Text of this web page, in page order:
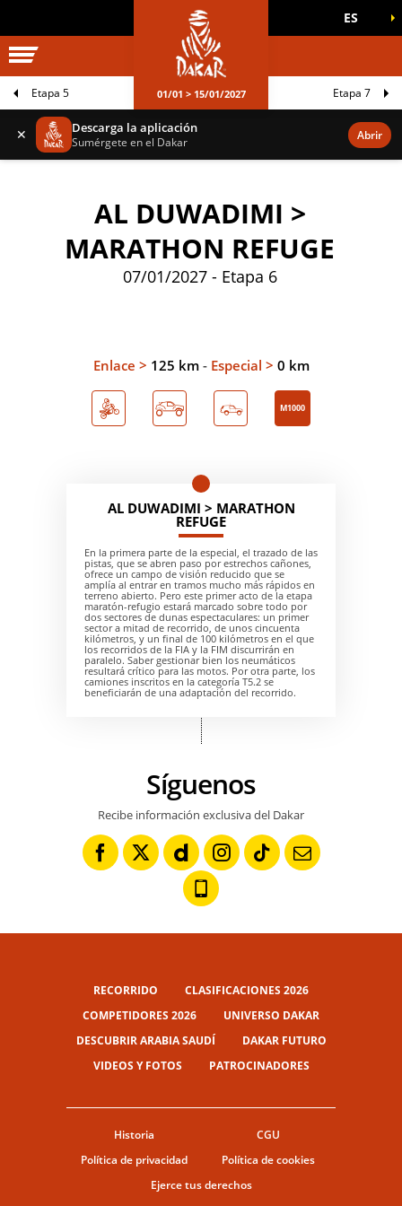
DAKAR
OFICIALES ES
01/01 > 15/01/2027
Etapa 5 Etapa 7
✕ Descarga la aplicación
Sumérgete en el Dakar Abrir
AL DUWADIMI >
MARATHON REFUGE
07/01/2027 - Etapa 6
Enlace > 125 km- Especial > 0 km
M1000
AL DUWADIMI > MARATHON
REFUGE
En la primera parte de la especial, el trazado de las
pistas, que se abren paso por estrechos cañones,
ofrece un campo de visión reducido que se
amplía al entrar en tramos mucho más rápidos en
terreno abierto. Pero este primer acto de la etapa
maratón-refugio estará marcado sobre todo por
dos sectores de dunas espectaculares: un primer
sector a mitad de recorrido, de unos cincuenta
kilómetros, y un final de 100 kilómetros en el que
los recorridos de la FIA y la FIM discurrirán en
paralelo. Saber gestionar bien los neumáticos
resultará crítico para las motos. Por otra parte, los
camiones inscritos en la categoría T5.2 se
beneficiarán de una adaptación del recorrido.
Síguenos
Recibe información exclusiva del Dakar
RECORRIDO
CLASIFICACIONES 2026
COMPETIDORES 2026
UNIVERSO DAKAR
DESCUBRIR ARABIA SAUDÍ
DAKAR FUTURO
VIDEOS Y FOTOS
PATROCINADORES
Historia
CGU
Política de privacidad
Política de cookies
Ejerce tus derechos